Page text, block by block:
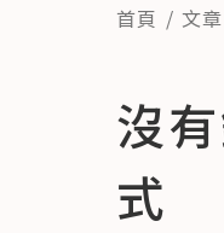
首頁 文章
沒
式